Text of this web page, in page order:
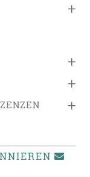
+
+
+
+